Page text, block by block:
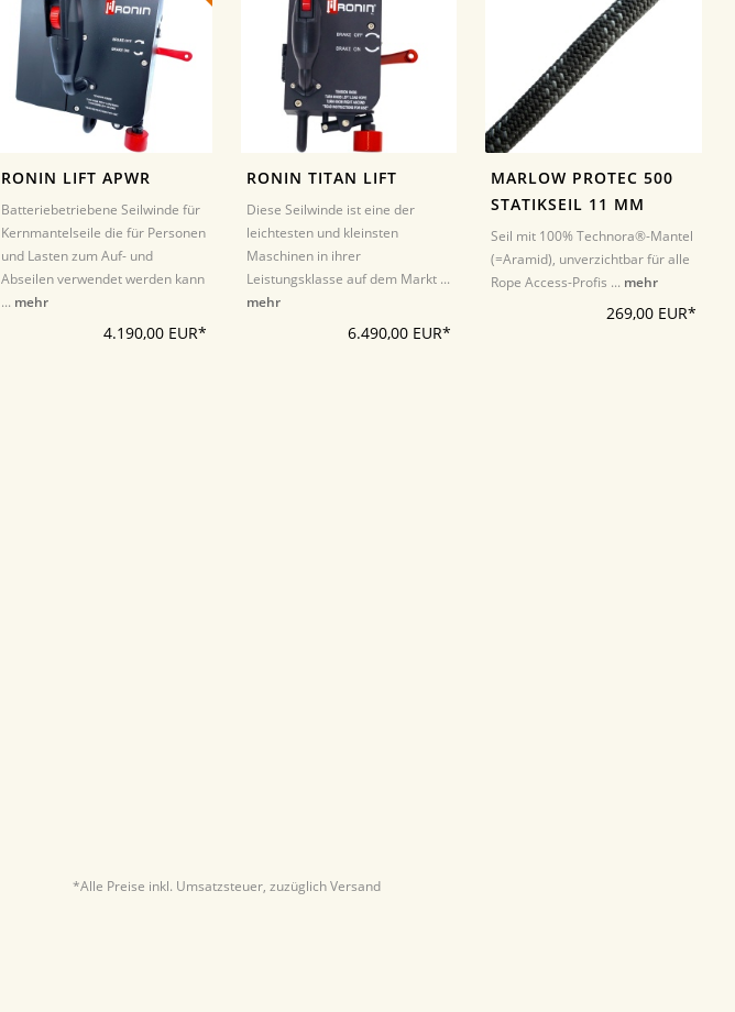
RONIN LIFT APWR
Batteriebetriebene Seilwinde für
Kernmantelseile die für Personen
und Lasten zum Auf- und
Abseilen verwendet werden kann
... mehr
4.190,00 EUR*
RONIN TITAN LIFT
Diese Seilwinde ist eine der
leichtesten und kleinsten
Maschinen in ihrer
Leistungsklasse auf dem Markt ...
mehr
6.490,00 EUR*
MARLOW PROTEC 500
STATIKSEIL 11 MM
Seil mit 100% Technora®-Mantel
(=Aramid), unverzichtbar für alle
Rope Access-Profis ... mehr
269,00 EUR*
*Alle Preise inkl. Umsatzsteuer, zuzüglich Versand